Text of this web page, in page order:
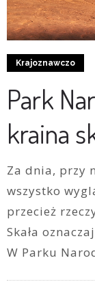
Krajoznawczo
Park
kraina
Za dnia, przy
wszystko
przecież
Skała
W Parku